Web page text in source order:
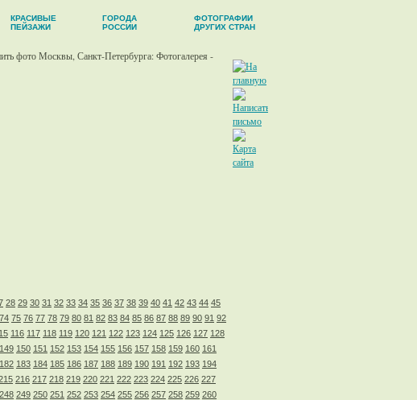
КРАСИВЫЕ
ПЕЙЗАЖИ
ГОРОДА
РОССИИ
ФОТОГРАФИИ
ДРУГИХ СТРАН
28 29 30 31 32 33 34 35 36 37 38 39 40 41 42 43 44 45
74 75 76 77 78 79 80 81 82 83 84 85 86 87 88 89 90 91 92
116 117 118 119 120 121 122 123 124 125 126 127 128
149 150 151 152 153 154 155 156 157 158 159 160 161
182 183 184 185 186 187 188 189 190 191 192 193 194
216 217 218 219 220 221 222 223 224 225 226 227
248 249 250 251 252 253 254 255 256 257 258 259 260